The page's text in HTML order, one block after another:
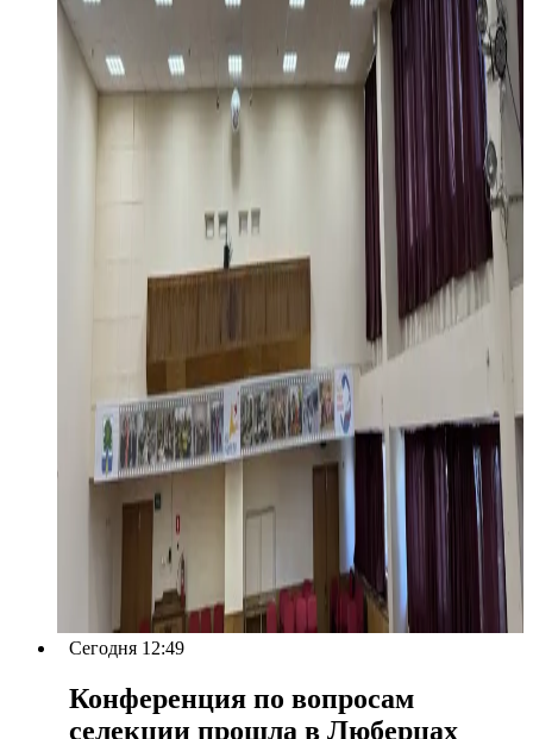
Сегодня 12:49
Конференция по вопросам
селекции прошла в Люберцах